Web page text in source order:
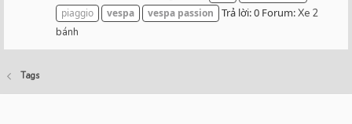
piaggio
vespa vespa passion Trả lời: 0 Forum:Xe 2
bánh
Tags